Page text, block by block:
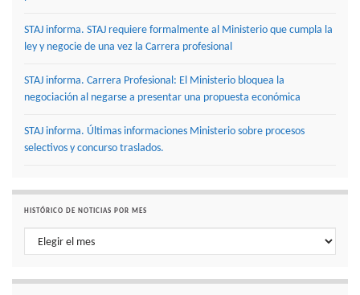
STAJ informa. STAJ requiere formalmente al Ministerio que cumpla la
ley y negocie de una vez la Carrera profesional
STAJ informa. Carrera Profesional: El Ministerio bloquea la
negociación al negarse a presentar una propuesta económica
STAJ informa. Últimas informaciones Ministerio sobre procesos
selectivos y concurso traslados.
HISTÓRICO DE NOTICIAS POR MES
Histórico de noticias por mes